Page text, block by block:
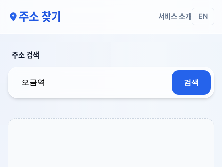
주소 찾기 서비스 소개 EN
주소 검색
검색